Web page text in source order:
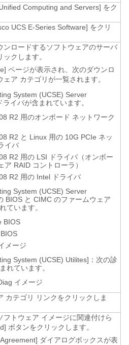
Computing and Servers] をク
UCS E-Series Software] をクリ
ンロードするソフトウェアのサーバ
クします。
ページが表示され、次のダウンロ
ア カテゴリが一覧されます。
System (UCSE) Server
イバが含まれています。
R2 用のオンボード ネットワーク
R2 と Linux 用の 10G PCIe ネッ
イバ
R2 用の LSI ドライバ（オンボー
ア RAID コントローラ）
R2 用の Intel ドライバ
System (UCSE) Server
BIOS と CIMC のファームウェア
ています。
BIOS
メージ
System (UCSE) Utilites]：次の診
れています。
イメージ
カテゴリ リンクをクリックしま
フトウェア イメージに関連付けら
ボタンをクリックします。
ダイアログボックスが表